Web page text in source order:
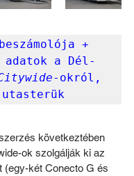
+
adatok a Dél-
-okról
következtében
ok szolgálják ki az
(egy-két Conecto G és